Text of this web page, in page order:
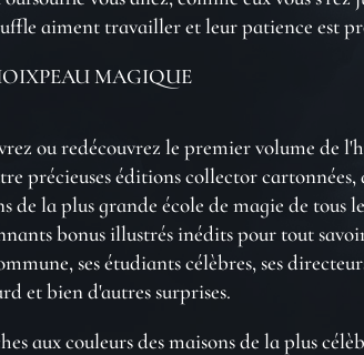
aiment travailler et leur patience est
MAGIQUE
ou redécouvrez le premier volume de
précieuses éditions collector cartonnées,
de la plus grande école de magie de tous
bonus illustrés inédits pour tout
ses étudiants célèbres, ses
et bien d'autres surprises.
aux couleurs des maisons de la plus